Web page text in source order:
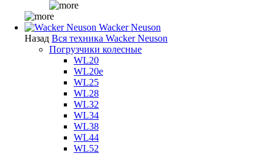
Wacker Neuson
Назад Вся техника Wacker Neuson
Погрузчики колесные
WL20
WL20e
WL25
WL28
WL32
WL34
WL38
WL44
WL52